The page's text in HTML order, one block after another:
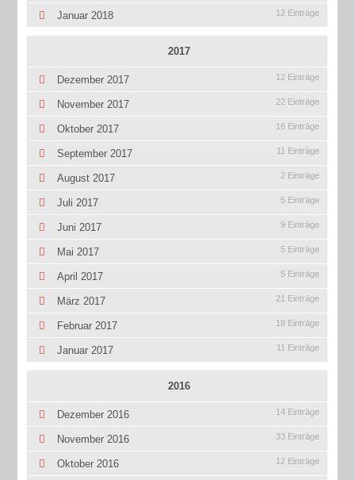
Januar 2018 12 Einträge
2017
Dezember 2017 12 Einträge
November 2017 22 Einträge
Oktober 2017 16 Einträge
September 2017 11 Einträge
August 2017 2 Einträge
Juli 2017 5 Einträge
Juni 2017 9 Einträge
Mai 2017 5 Einträge
April 2017 5 Einträge
März 2017 21 Einträge
Februar 2017 18 Einträge
Januar 2017 11 Einträge
2016
Dezember 2016 14 Einträge
November 2016 33 Einträge
Oktober 2016 12 Einträge